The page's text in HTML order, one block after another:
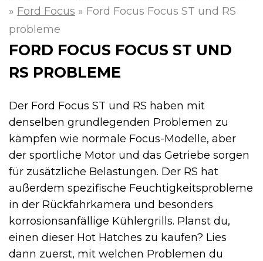
» Ford Focus » Ford Focus Focus ST und RS
probleme
FORD FOCUS FOCUS ST UND
RS PROBLEME
Der Ford Focus ST und RS haben mit
denselben grundlegenden Problemen zu
kämpfen wie normale Focus-Modelle, aber
der sportliche Motor und das Getriebe sorgen
für zusätzliche Belastungen. Der RS hat
außerdem spezifische Feuchtigkeitsprobleme
in der Rückfahrkamera und besonders
korrosionsanfällige Kühlergrills. Planst du,
einen dieser Hot Hatches zu kaufen? Lies
dann zuerst, mit welchen Problemen du